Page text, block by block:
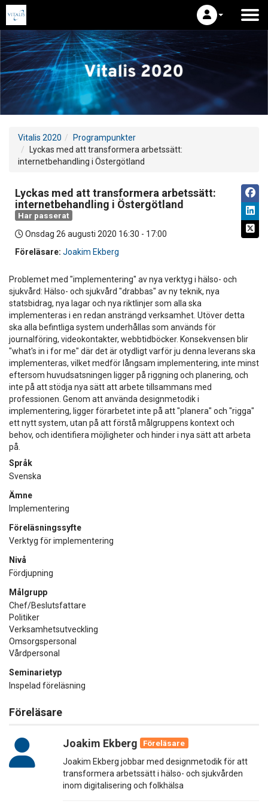
Vitalis 2020
Programpunkter
Lyckas med att transformera arbetssätt:
internetbehandling i Östergötland
Lyckas med att transformera arbetssätt:
internetbehandling i Östergötland
Har passerat
Onsdag 26 augusti 2020 16:30 - 17:00
Föreläsare: Joakim Ekberg
Problemet med "implementering" av nya verktyg i hälso- och
sjukvård: Hälso- och sjukvård "drabbas" av ny teknik, nya
statsbidrag, nya lagar och nya riktlinjer som alla ska
implementeras i en redan ansträngd verksamhet. Utöver detta
ska alla befintliga system underhållas som används för
journalföring, videokontakter, webbtidböcker. Konsekvensen blir
"what's in i for me" där det är otydligt varför ju denna leverans ska
implementeras, vilket medför långsam implementering, inte minst
eftersom huvudsatsningen ligger på riggning och planering, och
inte på att stödja nya sätt att arbete tillsammans med
professionen. Genom att använda designmetodik i
implementering, ligger förarbetet inte på att "planera" och "rigga"
ett nytt system, utan på att förstå målgruppens kontext och
behov, och identifiera möjligheter och hinder i nya sätt att arbeta
på.
Språk
Svenska
Ämne
Implementering
Föreläsningssyfte
Verktyg för implementering
Nivå
Fördjupning
Målgrupp
Chef/Beslutsfattare
Politiker
Verksamhetsutveckling
Omsorgspersonal
Vårdpersonal
Seminarietyp
Inspelad föreläsning
Föreläsare
Joakim Ekberg
Föreläsare
Joakim Ekberg jobbar med designmetodik för att
transformera arbetssätt i hälso- och sjukvården
inom digitalisering och folkhälsa